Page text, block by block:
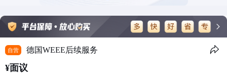
自营 德国WEEE后续服务
¥面议